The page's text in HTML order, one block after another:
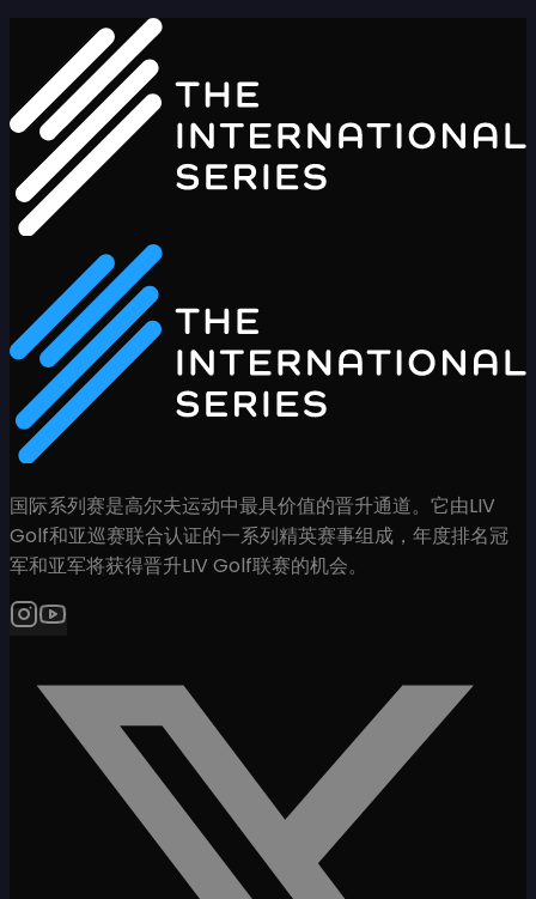
国际系列赛是高尔夫运动中最具价值的晋升通道。它由LIV
Golf和亚巡赛联合认证的一系列精英赛事组成，年度排名冠
军和亚军将获得晋升LIV Golf联赛的机会。